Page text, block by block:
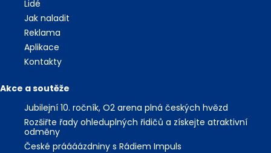
Lidé
Jak naladit
Reklama
Aplikace
Kontakty
Akce a soutěže
Jubilejní 10. ročník, O2 arena plná českých hvězd
Rozšiřte řady ohleduplných řidičů a získejte atraktivní
odměny
České práááázdniny s Rádiem Impuls